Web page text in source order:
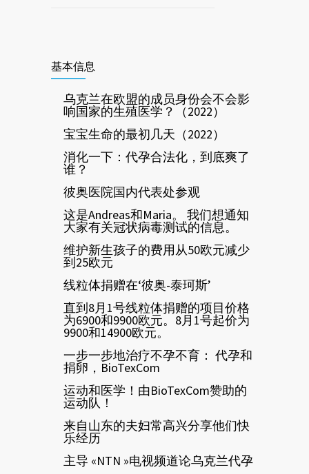
基本信息
乌克兰在欧盟的成员身份会不会影
响国家的生殖医学？（2022）
宝宝生命的最初几天（2022）
消化一下：代孕合法化，到底爽了
谁？
彼奥医院国内代表处参观
这是Andreas和Maria。 我们想通知
大家有关冠状病毒测试的信息。
维护新生孩子的费用从50欧元减少
到25欧元
线粒体捐赠在‘彼奥-泰珂斯’
直到8月1号线粒体捐赠的项目价格
为6900和9900欧元。8月1号起价为
9900和14900欧元。
一步一步地治疗不孕不育： 代孕和
捐卵，BioTexCom
运动和医学！由BioTexCom赞助的
运动队！
来自山东的夫妇常高兴分享他们快
乐经历
主导 «NTN »电视频道论乌克兰代孕